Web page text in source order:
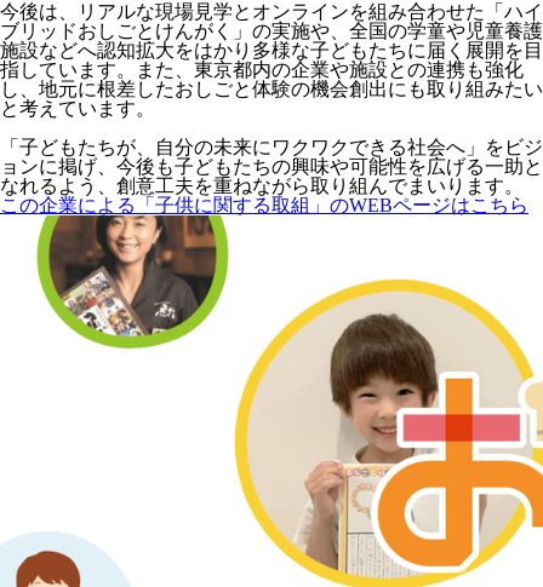
今後は、リアルな現場見学とオンラインを組み合わせた「ハイ
ブリッドおしごとけんがく」の実施や、全国の学童や児童養護
施設などへ認知拡大をはかり多様な子どもたちに届く展開を目
指しています。また、東京都内の企業や施設との連携も強化
し、地元に根差したおしごと体験の機会創出にも取り組みたい
と考えています。
「子どもたちが、自分の未来にワクワクできる社会へ」をビジ
ョンに掲げ、今後も子どもたちの興味や可能性を広げる一助と
なれるよう、創意工夫を重ねながら取り組んでまいります。
この企業による「子供に関する取組」のWEBページはこちら